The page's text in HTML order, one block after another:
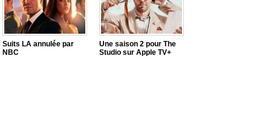
Suits LA annulée par
NBC
Une saison 2 pour The
Studio sur Apple TV+